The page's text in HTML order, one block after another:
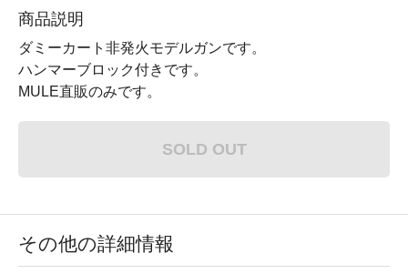
商品説明
ダミーカート非発火モデルガンです。
ハンマーブロック付きです。
MULE直販のみです。
SOLD OUT
その他の詳細情報